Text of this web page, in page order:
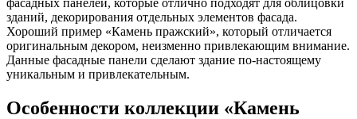
фасадных панелей, которые отлично подходят для облицовки
зданий, декорирования отдельных элементов фасада.
Хороший пример «Камень пражский», который отличается
оригинальным декором, неизменно привлекающим внимание.
Данные фасадные панели сделают здание по-настоящему
уникальным и привлекательным.
Особенности коллекции «Камень